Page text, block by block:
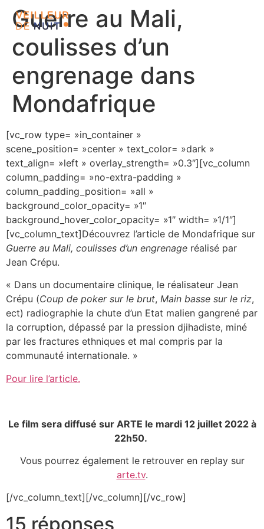
Guerre au Mali,
coulisses d’un
engrenage dans
Mondafrique
[vc_row type= »in_container »
scene_position= »center » text_color= »dark »
text_align= »left » overlay_strength= »0.3″][vc_column
column_padding= »no-extra-padding »
column_padding_position= »all »
background_color_opacity= »1″
background_hover_color_opacity= »1″ width= »1/1″]
[vc_column_text]Découvrez l’article de Mondafrique sur
Guerre au Mali, coulisses d’un engrenage réalisé par
Jean Crépu.
« Dans un documentaire clinique, le réalisateur Jean
Crépu (Coup de poker sur le brut, Main basse sur le riz,
ect) radiographie la chute d’un Etat malien gangrené par
la corruption, dépassé par la pression djihadiste, miné
par les fractures ethniques et mal compris par la
communauté internationale. »
Pour lire l’article.
Le film sera diffusé sur ARTE le mardi 12 juillet 2022 à
22h50.
Vous pourrez également le retrouver en replay sur
arte.tv.
[/vc_column_text][/vc_column][/vc_row]
15 réponses